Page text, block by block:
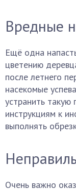
Вредные
Ещё одна
цветению
после летнего
насекомые
устранить
инструкциям к
выполнять
Очень важно